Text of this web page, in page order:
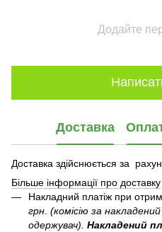
Додайте
Доставка
Доставка здійснюється за
Більше інформації про доставку
Накладний платіж при
грн. (комісію за
одержувач). Накладений